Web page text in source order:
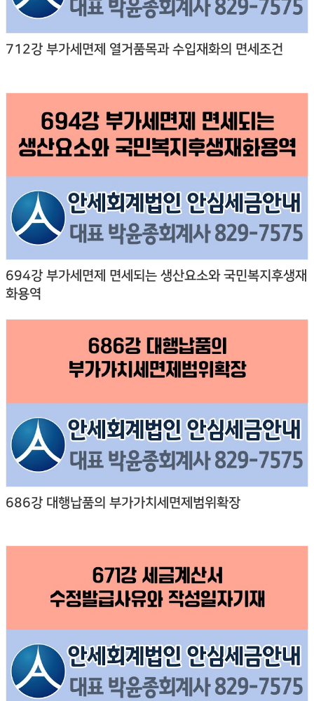
712강 부가세면제 열거품목과 수입재화의 면세조건
694강 부가세면제 면세되는 생산요소와 국민복지후생재
화용역
686강 대행납품의 부가가치세면제범위확장